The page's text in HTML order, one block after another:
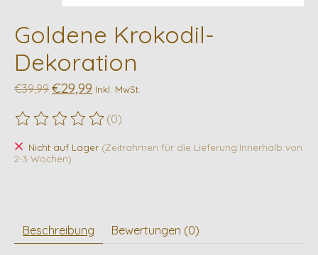
Goldene Krokodil-
Dekoration
€39,99 €29,99 Inkl. MwSt.
Die Bewertung dieses Produkts ist
(0)
Nicht auf Lager (Zeitrahmen für die Lieferung:Innerhalb von
2-3 Wochen)
Beschreibung Bewertungen (0)